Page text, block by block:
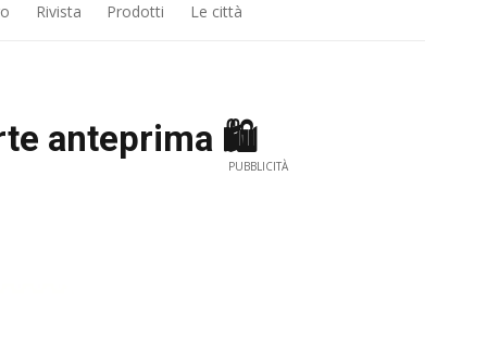
Rivista Prodotti Le città
anteprima 🛍️
PUBBLICITÀ